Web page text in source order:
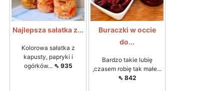
Najlepsza sałatka z...
Kolorowa sałatka z
kapusty, papryki i
ogórków... ⇖ 935
Buraczki w occie
do...
Bardzo takie lubię
,czasem robię tak małe...
⇖ 842